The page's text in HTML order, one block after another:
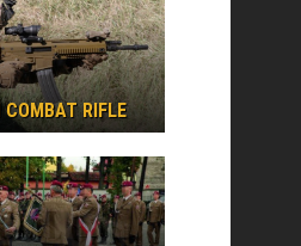
RIFLE